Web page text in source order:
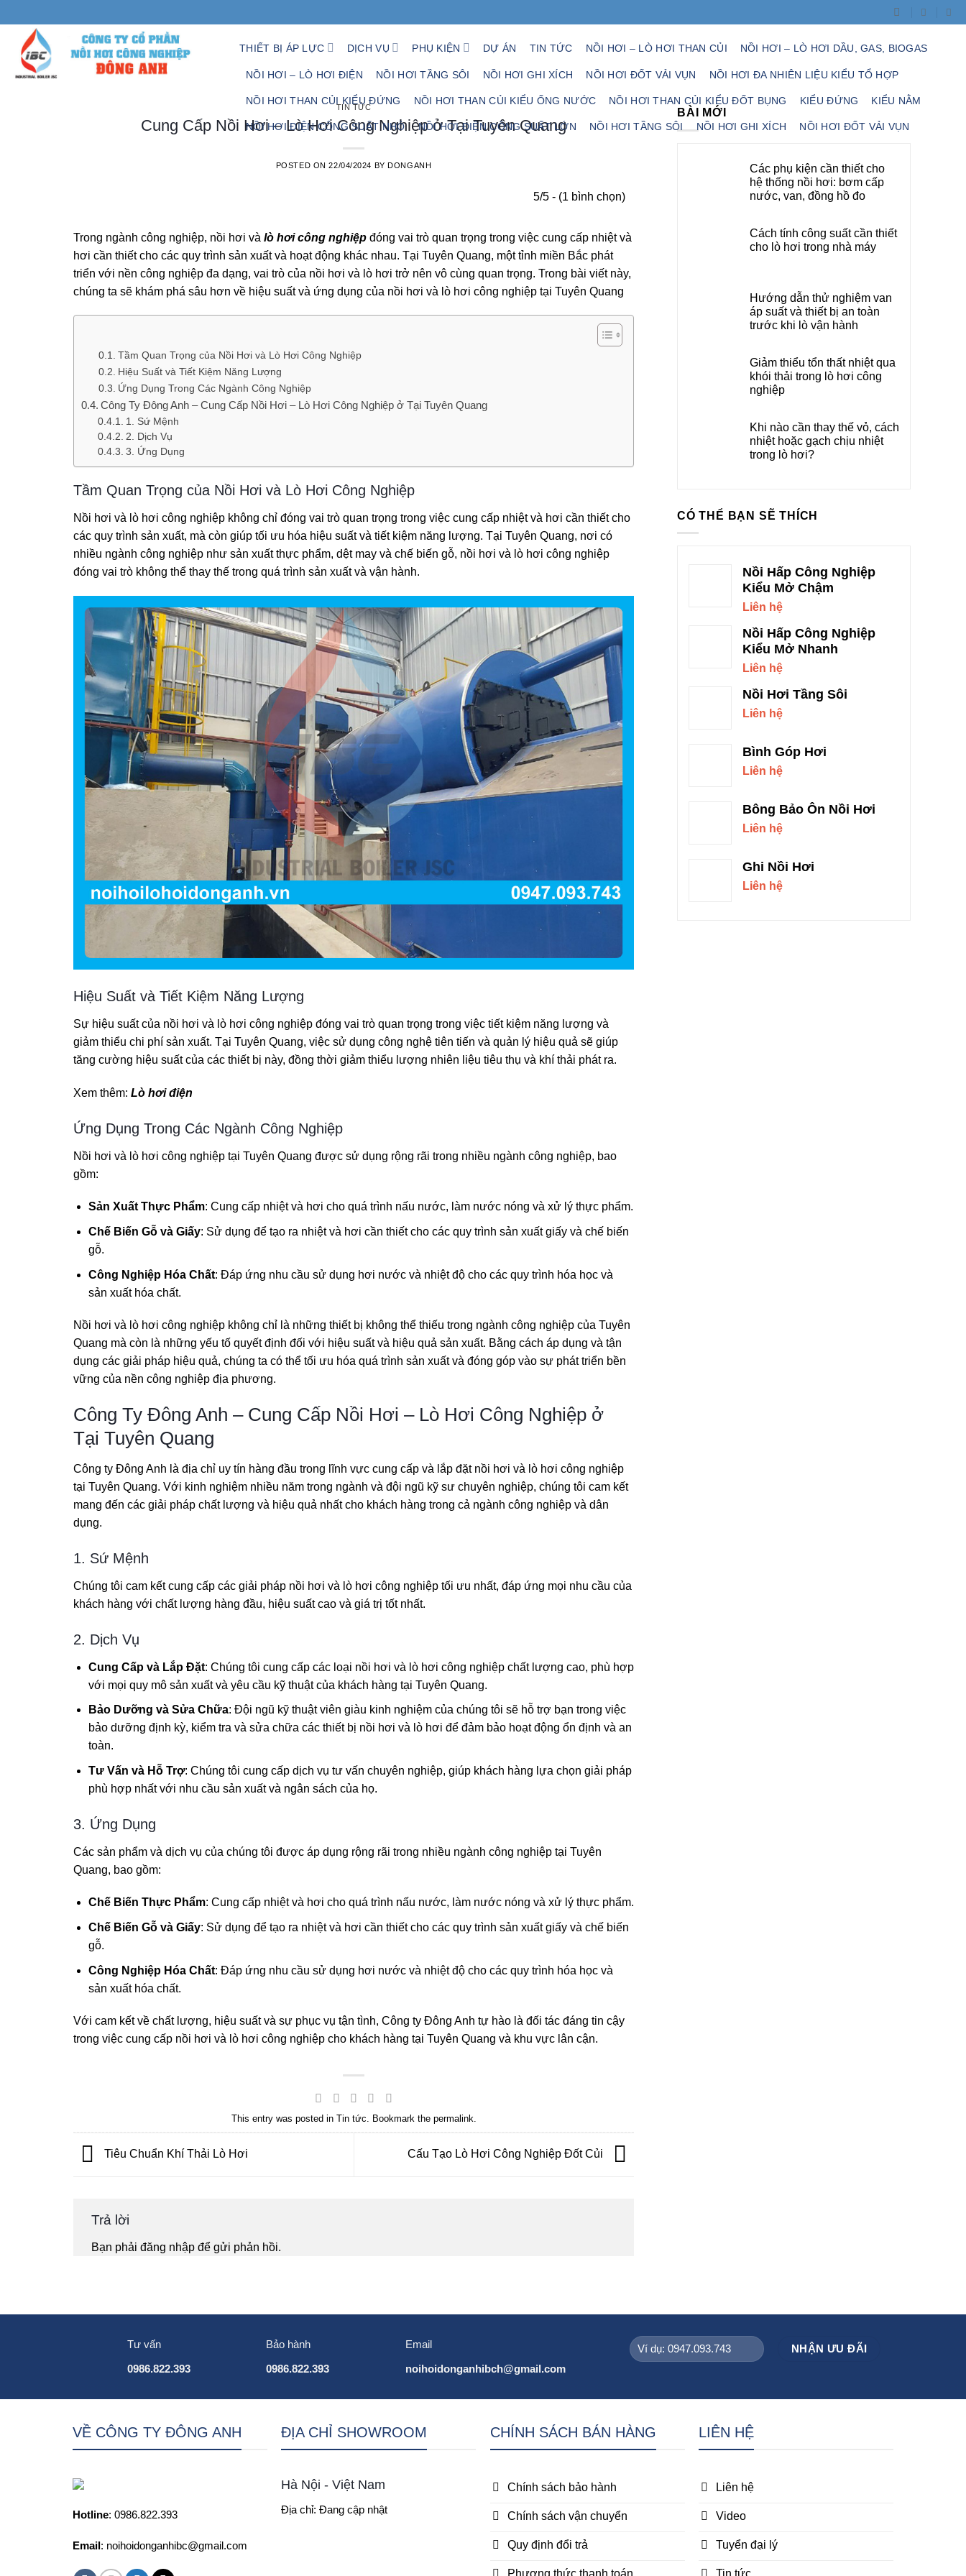
to
content
THIẾT BỊ ÁP LỰC DỊCH VỤ PHỤ KIỆN DỰ ÁN TIN TỨC NỒI HƠI – LÒ HƠI THAN CỦI NỒI HƠI – LÒ HƠI DẦU, GAS, BIOGAS
NỒI HƠI – LÒ HƠI ĐIỆN NỒI HƠI TẦNG SÔI NỒI HƠI GHI XÍCH NỒI HƠI ĐỐT VẢI VỤN NỒI HƠI ĐA NHIÊN LIỆU KIỂU TỔ HỢP
NỒI HƠI THAN CỦI KIỂU ĐỨNG NỒI HƠI THAN CỦI KIỂU ỐNG NƯỚC NỒI HƠI THAN CỦI KIỂU ĐỐT BỤNG KIỂU ĐỨNG KIỂU NẰM
NỒI HƠI ĐIỆN CÔNG SUẤT NHỎ NỒI HƠI ĐIỆN CÔNG SUẤT LỚN NỒI HƠI TẦNG SÔI NỒI HƠI GHI XÍCH NỒI HƠI ĐỐT VẢI VỤN
TIN TỨC
Cung Cấp Nồi Hơi – Lò Hơi Công Nghiệp ở Tại Tuyên Quang
POSTED ON22/04/2024 BYDONGANH
5/5 - (1 bình chọn)
Trong ngành công nghiệp, nồi hơi và lò hơi công nghiệp đóng vai trò quan trọng trong việc cung cấp nhiệt và
hơi cần thiết cho các quy trình sản xuất và hoạt động khác nhau. Tại Tuyên Quang, một tỉnh miền Bắc phát
triển với nền công nghiệp đa dạng, vai trò của nồi hơi và lò hơi trở nên vô cùng quan trọng. Trong bài viết này,
chúng ta sẽ khám phá sâu hơn về hiệu suất và ứng dụng của nồi hơi và lò hơi công nghiệp tại Tuyên Quang
Tầm Quan Trọng của Nồi Hơi và Lò Hơi Công Nghiệp
Hiệu Suất và Tiết Kiệm Năng Lượng
Ứng Dụng Trong Các Ngành Công Nghiệp
Công Ty Đông Anh – Cung Cấp Nồi Hơi – Lò Hơi Công Nghiệp ở Tại Tuyên Quang
1. Sứ Mệnh
2. Dịch Vụ
3. Ứng Dụng
Tầm Quan Trọng của Nồi Hơi và Lò Hơi Công Nghiệp
Nồi hơi và lò hơi công nghiệp không chỉ đóng vai trò quan trọng trong việc cung cấp nhiệt và hơi cần thiết cho
các quy trình sản xuất, mà còn giúp tối ưu hóa hiệu suất và tiết kiệm năng lượng. Tại Tuyên Quang, nơi có
nhiều ngành công nghiệp như sản xuất thực phẩm, dệt may và chế biến gỗ, nồi hơi và lò hơi công nghiệp
đóng vai trò không thể thay thế trong quá trình sản xuất và vận hành.
Hiệu Suất và Tiết Kiệm Năng Lượng
Sự hiệu suất của nồi hơi và lò hơi công nghiệp đóng vai trò quan trọng trong việc tiết kiệm năng lượng và
giảm thiểu chi phí sản xuất. Tại Tuyên Quang, việc sử dụng công nghệ tiên tiến và quản lý hiệu quả sẽ giúp
tăng cường hiệu suất của các thiết bị này, đồng thời giảm thiểu lượng nhiên liệu tiêu thụ và khí thải phát ra.
Xem thêm: Lò hơi điện
Ứng Dụng Trong Các Ngành Công Nghiệp
Nồi hơi và lò hơi công nghiệp tại Tuyên Quang được sử dụng rộng rãi trong nhiều ngành công nghiệp, bao
gồm:
Sản Xuất Thực Phẩm: Cung cấp nhiệt và hơi cho quá trình nấu nước, làm nước nóng và xử lý thực phẩm.
Chế Biến Gỗ và Giấy: Sử dụng để tạo ra nhiệt và hơi cần thiết cho các quy trình sản xuất giấy và chế biến
gỗ.
Công Nghiệp Hóa Chất: Đáp ứng nhu cầu sử dụng hơi nước và nhiệt độ cho các quy trình hóa học và
sản xuất hóa chất.
Nồi hơi và lò hơi công nghiệp không chỉ là những thiết bị không thể thiếu trong ngành công nghiệp của Tuyên
Quang mà còn là những yếu tố quyết định đối với hiệu suất và hiệu quả sản xuất. Bằng cách áp dụng và tận
dụng các giải pháp hiệu quả, chúng ta có thể tối ưu hóa quá trình sản xuất và đóng góp vào sự phát triển bền
vững của nền công nghiệp địa phương.
Công Ty Đông Anh – Cung Cấp Nồi Hơi – Lò Hơi Công Nghiệp ở
Tại Tuyên Quang
Công ty Đông Anh là địa chỉ uy tín hàng đầu trong lĩnh vực cung cấp và lắp đặt nồi hơi và lò hơi công nghiệp
tại Tuyên Quang. Với kinh nghiệm nhiều năm trong ngành và đội ngũ kỹ sư chuyên nghiệp, chúng tôi cam kết
mang đến các giải pháp chất lượng và hiệu quả nhất cho khách hàng trong cả ngành công nghiệp và dân
dụng.
1. Sứ Mệnh
Chúng tôi cam kết cung cấp các giải pháp nồi hơi và lò hơi công nghiệp tối ưu nhất, đáp ứng mọi nhu cầu của
khách hàng với chất lượng hàng đầu, hiệu suất cao và giá trị tốt nhất.
2. Dịch Vụ
Cung Cấp và Lắp Đặt: Chúng tôi cung cấp các loại nồi hơi và lò hơi công nghiệp chất lượng cao, phù hợp
với mọi quy mô sản xuất và yêu cầu kỹ thuật của khách hàng tại Tuyên Quang.
Bảo Dưỡng và Sửa Chữa: Đội ngũ kỹ thuật viên giàu kinh nghiệm của chúng tôi sẽ hỗ trợ bạn trong việc
bảo dưỡng định kỳ, kiểm tra và sửa chữa các thiết bị nồi hơi và lò hơi để đảm bảo hoạt động ổn định và an
toàn.
Tư Vấn và Hỗ Trợ: Chúng tôi cung cấp dịch vụ tư vấn chuyên nghiệp, giúp khách hàng lựa chọn giải pháp
phù hợp nhất với nhu cầu sản xuất và ngân sách của họ.
3. Ứng Dụng
Các sản phẩm và dịch vụ của chúng tôi được áp dụng rộng rãi trong nhiều ngành công nghiệp tại Tuyên
Quang, bao gồm:
Chế Biến Thực Phẩm: Cung cấp nhiệt và hơi cho quá trình nấu nước, làm nước nóng và xử lý thực phẩm.
Chế Biến Gỗ và Giấy: Sử dụng để tạo ra nhiệt và hơi cần thiết cho các quy trình sản xuất giấy và chế biến
gỗ.
Công Nghiệp Hóa Chất: Đáp ứng nhu cầu sử dụng hơi nước và nhiệt độ cho các quy trình hóa học và
sản xuất hóa chất.
Với cam kết về chất lượng, hiệu suất và sự phục vụ tận tình, Công ty Đông Anh tự hào là đối tác đáng tin cậy
trong việc cung cấp nồi hơi và lò hơi công nghiệp cho khách hàng tại Tuyên Quang và khu vực lân cận.
This entry was posted in Tin tức. Bookmark the permalink.
Tiêu Chuẩn Khí Thải Lò Hơi Cấu Tạo Lò Hơi Công Nghiệp Đốt Củi
Trả lời
Bạn phải đăng nhập để gửi phản hồi.
BÀI MỚI
Các phụ kiện cần thiết cho
hệ thống nồi hơi: bơm cấp
nước, van, đồng hồ đo
Cách tính công suất cần thiết
cho lò hơi trong nhà máy
Hướng dẫn thử nghiệm van
áp suất và thiết bị an toàn
trước khi lò vận hành
Giảm thiểu tổn thất nhiệt qua
khói thải trong lò hơi công
nghiệp
Khi nào cần thay thế vỏ, cách
nhiệt hoặc gạch chịu nhiệt
trong lò hơi?
CÓ THỂ BẠN SẼ THÍCH
Nồi Hấp Công Nghiệp
Kiểu Mở Chậm
Liên hệ
Nồi Hấp Công Nghiệp
Kiểu Mở Nhanh
Liên hệ
Nồi Hơi Tầng Sôi
Liên hệ
Bình Góp Hơi
Liên hệ
Bông Bảo Ôn Nồi Hơi
Liên hệ
Ghi Nồi Hơi
Liên hệ
Tư vấn
0986.822.393
Bảo hành
0986.822.393
Email
noihoidonganhibch@gmail.com
VỀ CÔNG TY ĐÔNG ANH
Hotline: 0986.822.393
Email: noihoidonganhibc@gmail.com
ĐỊA CHỈ SHOWROOM
Hà Nội - Việt Nam
Địa chỉ: Đang cập nhật
CHÍNH SÁCH BÁN HÀNG
Chính sách bảo hành
Chính sách vận chuyển
Quy định đổi trả
Phương thức thanh toán
LIÊN HỆ
Liên hệ
Video
Tuyển đại lý
Tin tức